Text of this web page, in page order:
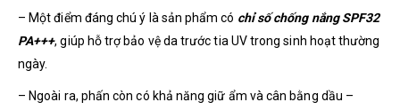
– Một điểm đáng chú ý là sản phẩm có chỉ số chống nắng SPF32
PA+++, giúp hỗ trợ bảo vệ da trước tia UV trong sinh hoạt thường
ngày.
– Ngoài ra, phấn còn có khả năng giữ ẩm và cân bằng dầu –